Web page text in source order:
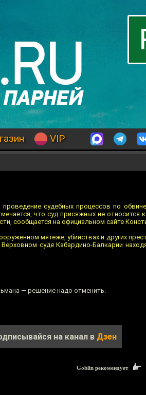
VIP
судебных процессов по
что суд присяжных не относится
сообщается на официальном сайте
мятеже, убийствах и других
суде Кабардино-Балкарии
— решение надо отменить.
на канал в Дзен
Goblin рекомендует